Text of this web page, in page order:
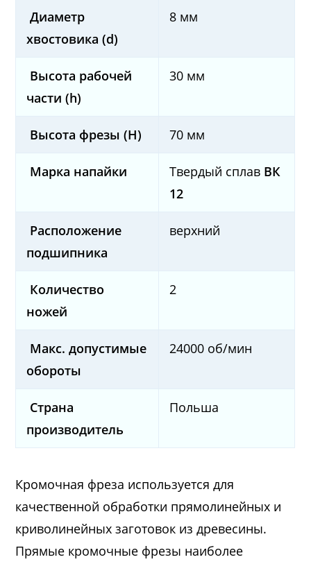
Диаметр
хвостовика (d)
8 мм
Высота рабочей
части (h)
30 мм
Высота фрезы (H) 70 мм
Марка напайки Твердый сплав ВК
12
Расположение
подшипника
верхний
Количество
ножей
2
Макс. допустимые
обороты
24000 об/мин
Страна
производитель
Польша
Кромочная фреза используется для
качественной обработки прямолинейных и
криволинейных заготовок из древесины.
Прямые кромочные фрезы наиболее